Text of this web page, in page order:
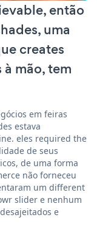
então
uma
creates
mão, tem
em feiras
estava
eles required the
de seus
de uma forma
não forneceu
um different
slider e nenhum
e